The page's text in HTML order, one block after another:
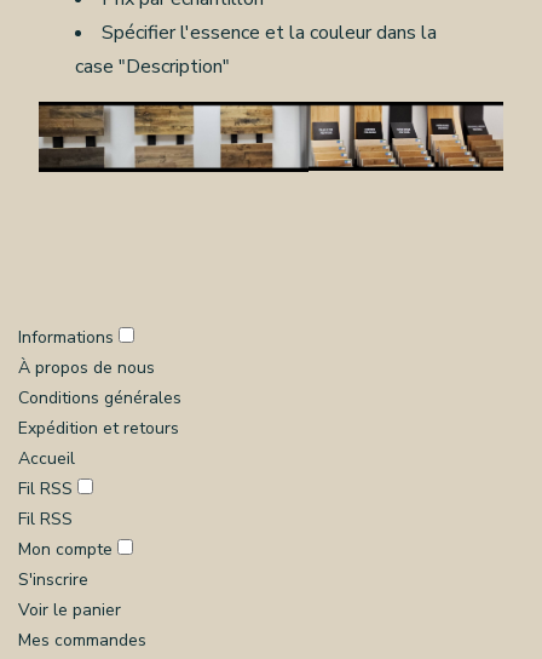
Spécifier l'essence et la couleur dans la
case "Description"
Informations
À propos de nous
Conditions générales
Expédition et retours
Accueil
Fil RSS
Fil RSS
Mon compte
S'inscrire
Voir le panier
Mes commandes